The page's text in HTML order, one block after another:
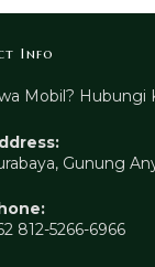
Info
Mobil? Hubungi
Gunung
812-5266-6966